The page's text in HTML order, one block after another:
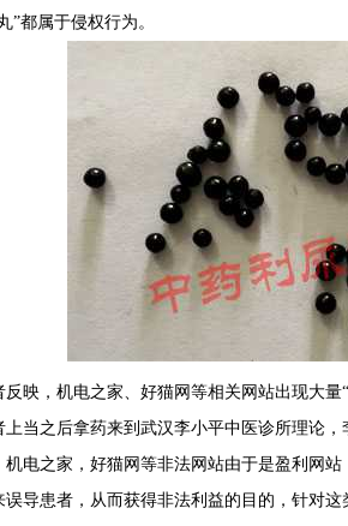
”都属于侵权行为。
，机电之家、好猫网等相关网站出现大量
上当之后拿药来到武汉李小平中医诊所理论
机电之家，好猫网等非法网站由于是盈利网
误导患者，从而获得非法利益的目的，针对